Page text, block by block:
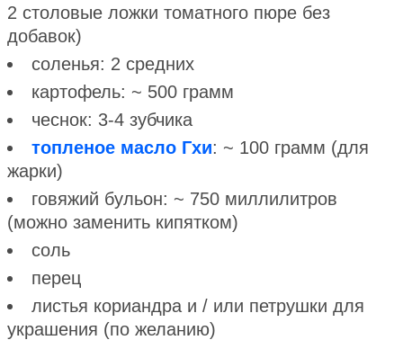
2 столовые ложки томатного пюре без
добавок)
соленья: 2 средних
картофель: ~ 500 грамм
чеснок: 3-4 зубчика
топленое масло Гхи: ~ 100 грамм (для
жарки)
говяжий бульон: ~ 750 миллилитров
(можно заменить кипятком)
соль
перец
листья кориандра и / или петрушки для
украшения (по желанию)